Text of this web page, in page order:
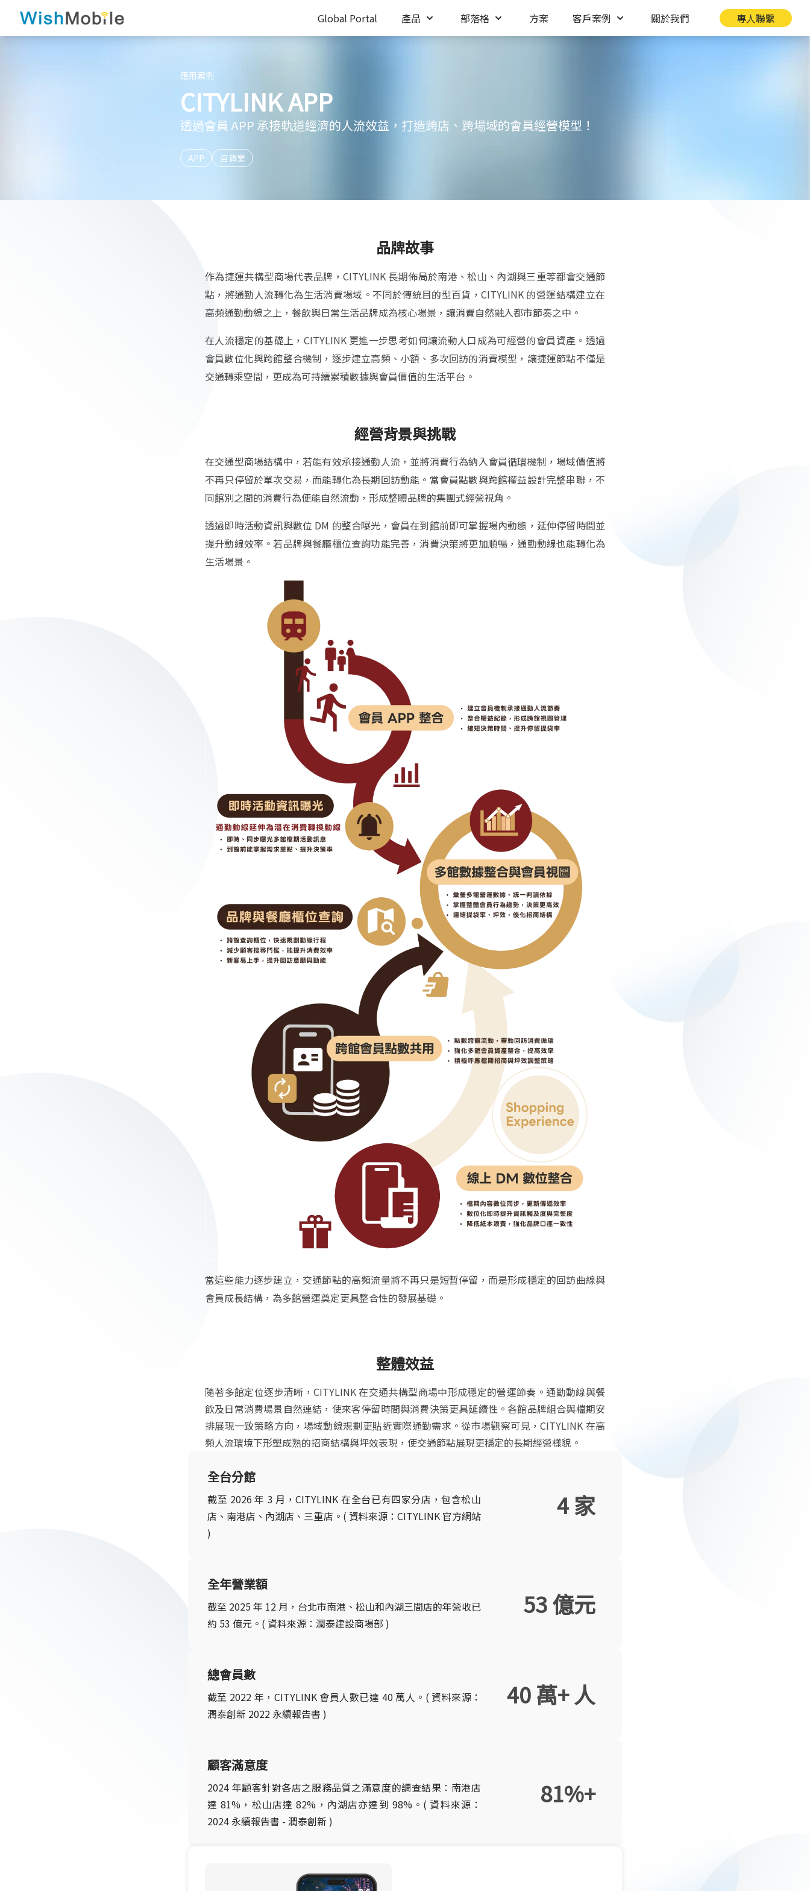
Global Portal 產品 部落格 方案 客戶案例 關於我們 專人聯繫
應用案例
CITYLINK APP
透過會員 APP 承接軌道經濟的人流效益，打造跨店、跨場域的會員經營模型！
APP 百貨業
品牌故事
作為捷運共構型商場代表品牌，CITYLINK 長期佈局於南港、松山、內湖與三重等都會交通節
點，將通勤人流轉化為生活消費場域。不同於傳統目的型百貨，CITYLINK 的營運結構建立在
高頻通勤動線之上，餐飲與日常生活品牌成為核心場景，讓消費自然融入都市節奏之中。
在人流穩定的基礎上，CITYLINK 更進一步思考如何讓流動人口成為可經營的會員資產。透過
會員數位化與跨館整合機制，逐步建立高頻、小額、多次回訪的消費模型，讓捷運節點不僅是
交通轉乘空間，更成為可持續累積數據與會員價值的生活平台。
經營背景與挑戰
在交通型商場結構中，若能有效承接通勤人流，並將消費行為納入會員循環機制，場域價值將
不再只停留於單次交易，而能轉化為長期回訪動能。當會員點數與跨館權益設計完整串聯，不
同館別之間的消費行為便能自然流動，形成整體品牌的集團式經營視角。
透過即時活動資訊與數位 DM 的整合曝光，會員在到館前即可掌握場內動態，延伸停留時間並
提升動線效率。若品牌與餐廳櫃位查詢功能完善，消費決策將更加順暢，通勤動線也能轉化為
生活場景。
當這些能力逐步建立，交通節點的高頻流量將不再只是短暫停留，而是形成穩定的回訪曲線與
會員成長結構，為多館營運奠定更具整合性的發展基礎。
整體效益
隨著多館定位逐步清晰，CITYLINK 在交通共構型商場中形成穩定的營運節奏。通勤動線與餐
飲及日常消費場景自然連結，使來客停留時間與消費決策更具延續性。各館品牌組合與檔期安
排展現一致策略方向，場域動線規劃更貼近實際通勤需求。從市場觀察可見，CITYLINK 在高
頻人流環境下形塑成熟的招商結構與坪效表現，使交通節點展現更穩定的長期經營樣貌。
全台分館
截至 2026 年 3 月，CITYLINK 在全台已有四家分店，包含松山
店、南港店、內湖店、三重店。( 資料來源：CITYLINK 官方網站
)
4 家
全年營業額
截至 2025 年 12 月，台北市南港、松山和內湖三間店的年營收已
約 53 億元。( 資料來源：潤泰建設商場部 )
53 億元
總會員數
截至 2022 年，CITYLINK 會員人數已達 40 萬人。( 資料來源：
潤泰創新 2022 永續報告書 )
40 萬+ 人
顧客滿意度
2024 年顧客針對各店之服務品質之滿意度的調查結果：南港店
達 81%，松山店達 82%，內湖店亦達到 98%。( 資料來源：
2024 永續報告書 - 潤泰創新 )
81%+